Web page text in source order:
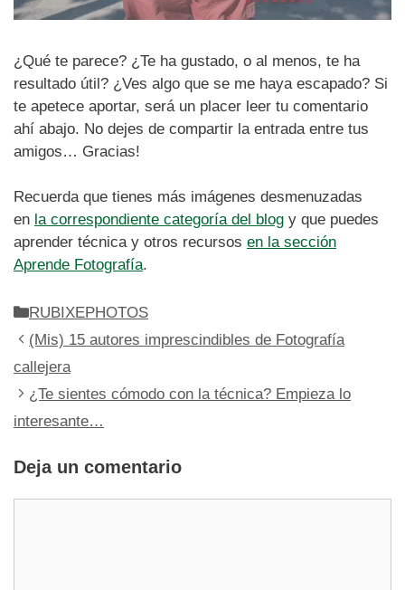
¿Qué te parece? ¿Te ha gustado, o al menos, te ha
resultado útil? ¿Ves algo que se me haya escapado? Si
te apetece aportar, será un placer leer tu comentario
ahí abajo. No dejes de compartir la entrada entre tus
amigos… Gracias!
Recuerda que tienes más imágenes desmenuzadas
en la correspondiente categoría del blog y que puedes
aprender técnica y otros recursos en la sección
Aprende Fotografía.
Categorías
RUBIXEPHOTOS
(Mis) 15 autores imprescindibles de Fotografía
callejera
¿Te sientes cómodo con la técnica? Empieza lo
interesante…
Deja un comentario